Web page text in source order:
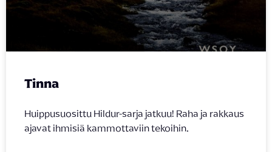
Tinna
Huippusuosittu Hildur-sarja jatkuu! Raha ja rakkaus
ajavat ihmisiä kammottaviin tekoihin.